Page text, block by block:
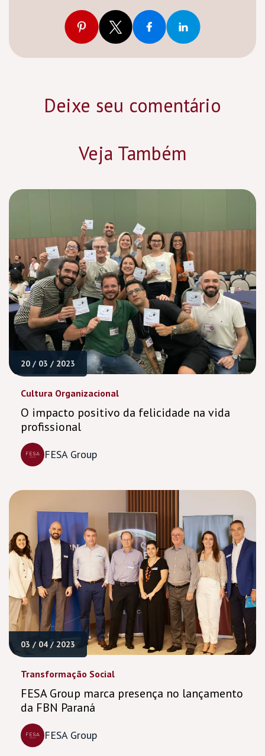
Deixe seu comentário
Veja Também
20 / 03 / 2023
Cultura Organizacional
O impacto positivo da felicidade na vida
profissional
FESA Group
03 / 04 / 2023
Transformação Social
FESA Group marca presença no lançamento
da FBN Paraná
FESA Group